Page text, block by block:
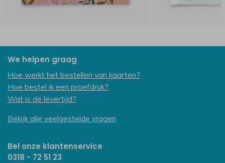
We helpen graag
Hoe werkt het bestellen van kaarten?
Hoe bestel ik een proefdruk?
Wat is de levertijd?
Bekijk alle veelgestelde vragen
Bel onze klantenservice
0318 - 72 51 23